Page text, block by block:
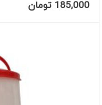
185,000 تومان